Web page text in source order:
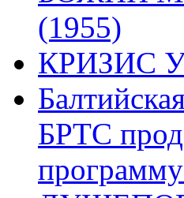
(1955)
КРИЗИС
БРТС